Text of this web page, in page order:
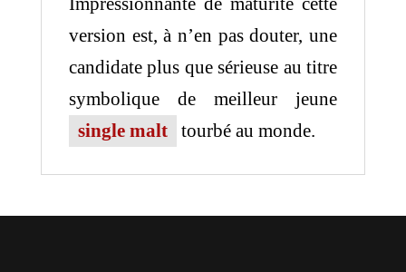
version est, à n’en pas douter, une
candidate plus que sérieuse au titre
symbolique de meilleur jeune
single malt
tourbé au monde.